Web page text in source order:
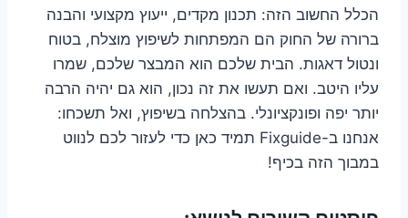
הכלל החשוב הזה: תכנון מקדים, ייעוץ מקצועי והבנה
ברורה של החוק הם המפתחות לשיפוץ מוצלח, בטוח
ונטול דאגות. הבית שלכם הוא המבצר שלכם, שמרו
עליו היטב. ואם תעשו את זה נכון, הוא גם יהיה הרבה
יותר יפה ופונקציונלי. בהצלחה בשיפוץ, ואל תשכחו:
אנחנו ב-Fixguide תמיד כאן כדי לעזור לכם לנווט
במבוך הזה בכיף!